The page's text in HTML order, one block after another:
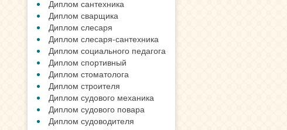
Диплом сантехника
Диплом сварщика
Диплом слесаря
Диплом слесаря-сантехника
Диплом социального педагога
Диплом спортивный
Диплом стоматолога
Диплом строителя
Диплом судового механика
Диплом судового повара
Диплом судоводителя